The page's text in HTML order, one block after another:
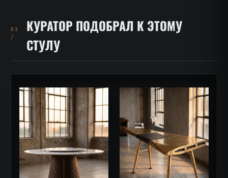
03
/
КУРАТОР ПОДОБРАЛ К ЭТОМУ
СТУЛУ